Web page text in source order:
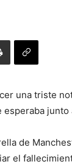
una triste
junto
de
el